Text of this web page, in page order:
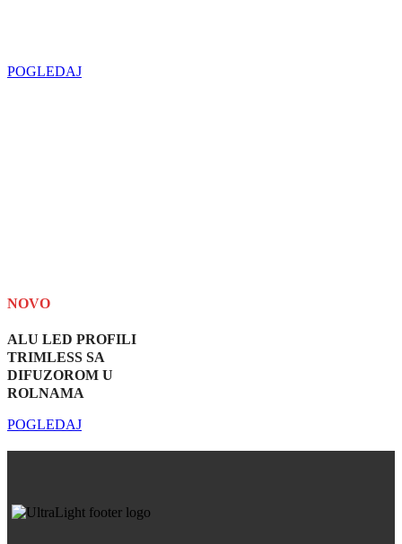
POGLEDAJ
NOVO
ALU LED PROFILI
TRIMLESS SA
DIFUZOROM U
ROLNAMA
POGLEDAJ